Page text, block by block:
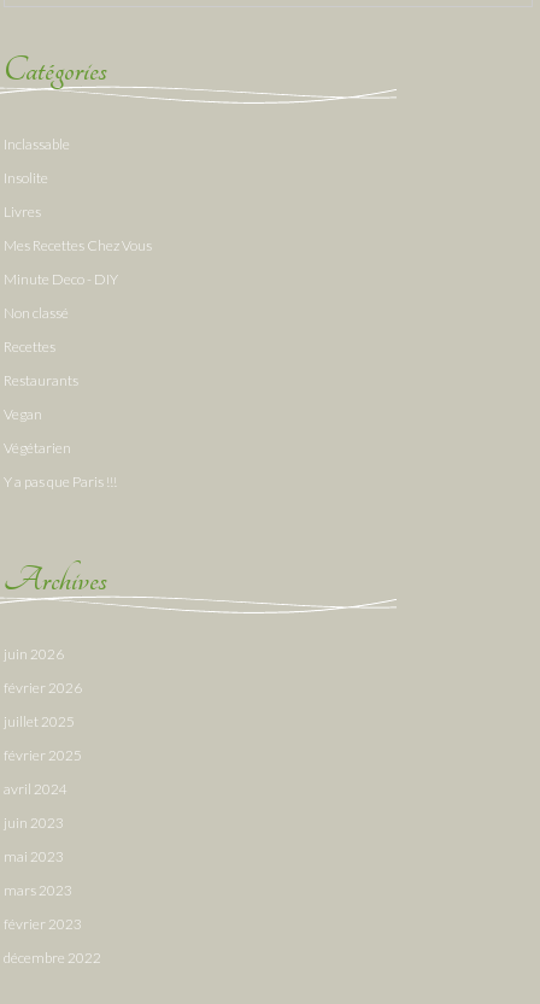
Catégories
Inclassable
Insolite
Livres
Mes Recettes Chez Vous
Minute Deco - DIY
Non classé
Recettes
Restaurants
Vegan
Végétarien
Y a pas que Paris !!!
Archives
juin 2026
février 2026
juillet 2025
février 2025
avril 2024
juin 2023
mai 2023
mars 2023
février 2023
décembre 2022